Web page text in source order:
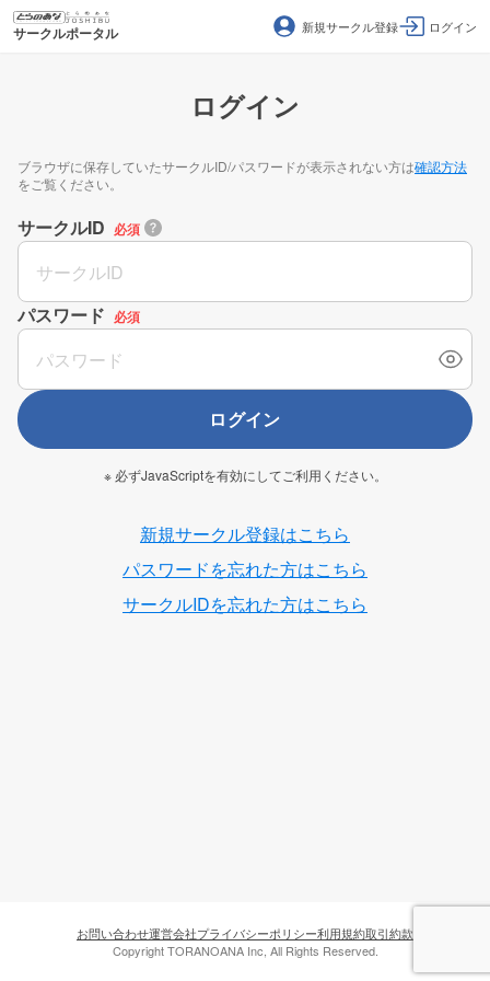
サークルポータル 新規サークル登録 ログイン
ログイン
ブラウザに保存していたサークルID/パスワードが表示されない方は確認方法
をご覧ください。
サークルID 必須
パスワード 必須
ログイン
※ 必ずJavaScriptを有効にしてご利用ください。
新規サークル登録はこちら
パスワードを忘れた方はこちら
サークルIDを忘れた方はこちら
お問い合わせ運営会社プライバシーポリシー利用規約取引約款
Copyright TORANOANA Inc, All Rights Reserved.